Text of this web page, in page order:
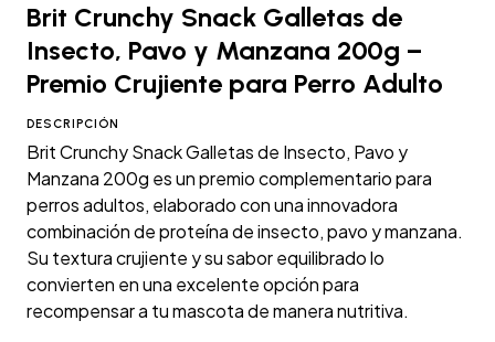
Brit Crunchy Snack Galletas de
Insecto, Pavo y Manzana 200g –
Premio Crujiente para Perro Adulto
DESCRIPCIÓN
Brit Crunchy Snack Galletas de Insecto, Pavo y
Manzana 200g es un premio complementario para
perros adultos, elaborado con una innovadora
combinación de proteína de insecto, pavo y manzana.
Su textura crujiente y su sabor equilibrado lo
convierten en una excelente opción para
recompensar a tu mascota de manera nutritiva.